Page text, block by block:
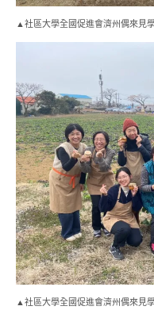
▲社區大學全國促進會濟州偶來見
▲社區大學全國促進會濟州偶來見